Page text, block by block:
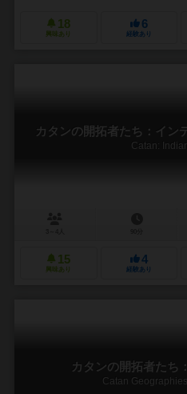
18
興味あり
6
経験あり
カタンの開拓者たち：イン
Catan:
15
興味あり
4
経験あり
カタンの開拓者たち
Catan